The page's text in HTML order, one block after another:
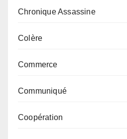
Chronique Assassine
Colère
Commerce
Communiqué
Coopération